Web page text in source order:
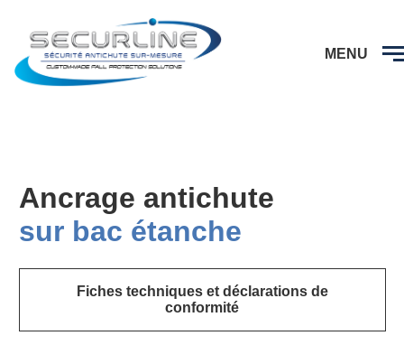
MENU
Ancrage antichute
sur bac étanche
Fiches techniques et déclarations de
conformité